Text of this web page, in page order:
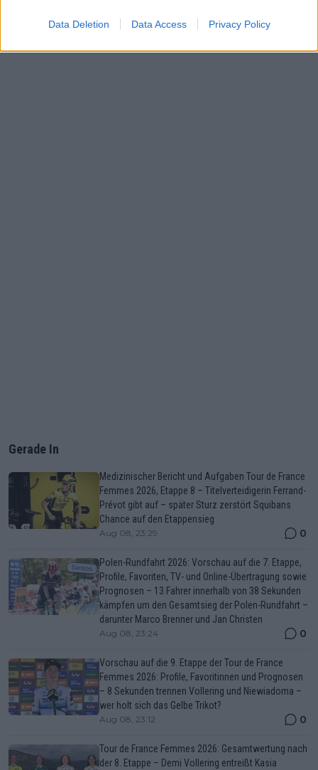
Data Deletion Data Access Privacy Policy
Gerade In
Medizinischer Bericht und Aufgaben Tour de France
Femmes 2026, Etappe 8 – Titelverteidigerin Ferrand-
Prévot gibt auf – später Sturz zerstört Squibans
Chance auf den Etappensieg
Aug 08, 23:29 0
Polen-Rundfahrt 2026: Vorschau auf die 7. Etappe,
Profile, Favoriten, TV- und Online-Übertragung sowie
Prognosen – 13 Fahrer innerhalb von 38 Sekunden
kämpfen um den Gesamtsieg der Polen-Rundfahrt –
darunter Marco Brenner und Jan Christen
Aug 08, 23:24 0
Vorschau auf die 9. Etappe der Tour de France
Femmes 2026: Profile, Favoritinnen und Prognosen
– 8 Sekunden trennen Vollering und Niewiadoma –
wer holt sich das Gelbe Trikot?
Aug 08, 23:12 0
Tour de France Femmes 2026: Gesamtwertung nach
der 8. Etappe – Demi Vollering entreißt Kasia